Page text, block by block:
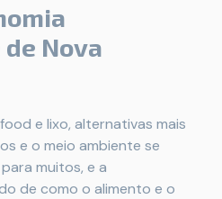
Nova
e lixo, alternativas mais
e o meio ambiente se
muitos, e a
de como o alimento e o